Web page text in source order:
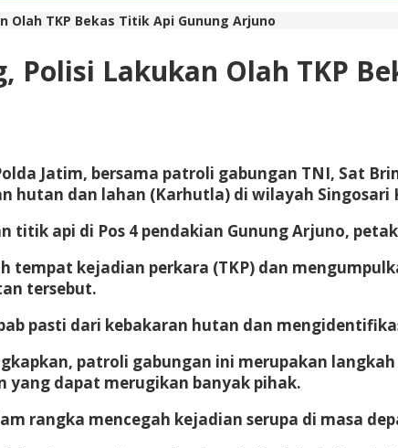
Olah TKP Bekas Titik Api Gunung Arjuno
Polisi Lakukan Olah TKP
Jatim, bersama patroli gabungan TNI, Sat
hutan dan lahan (Karhutla) di wilayah Singosari
api di Pos 4 pendakian Gunung Arjuno, petak
tempat kejadian perkara (TKP) dan
tersebut.
pasti dari kebakaran hutan dan
patroli gabungan ini merupakan
yang dapat merugikan banyak pihak.
rangka mencegah kejadian serupa di masa